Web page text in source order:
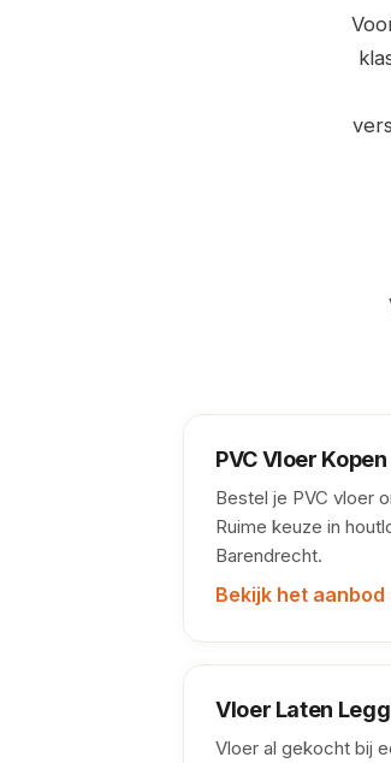
PVC Vloer Kopen
Bestel je PVC vloer
Ruime keuze in
Barendrecht.
Bekijk het
Vloer Laten
Vloer al gekocht bij